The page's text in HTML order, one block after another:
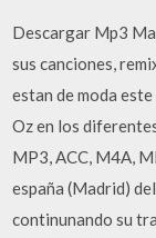
Descargar Mp3
sus canciones,
estan de moda
Oz en los
MP3, ACC, M4A,
españa (Madrid)
continunando su